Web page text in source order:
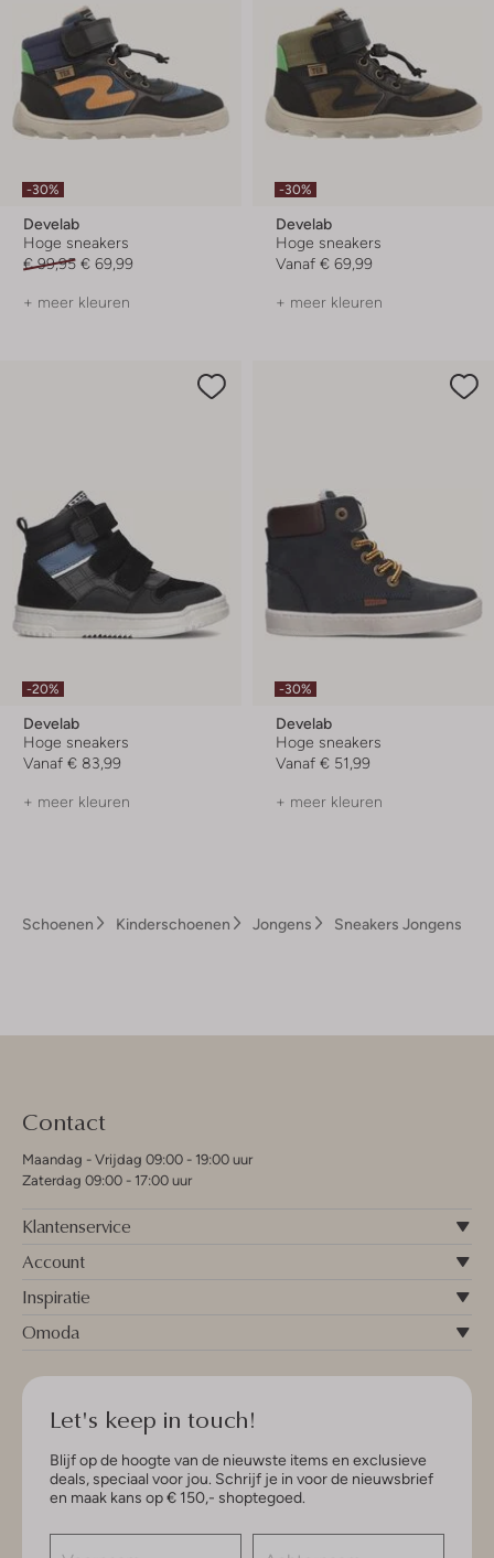
-30%
Develab
Hoge sneakers
€ 99,95 € 69,99
+ meer kleuren
-30%
Develab
Hoge sneakers
Vanaf € 69,99
+ meer kleuren
-20%
Develab
Hoge sneakers
Vanaf € 83,99
+ meer kleuren
-30%
Develab
Hoge sneakers
Vanaf € 51,99
+ meer kleuren
Schoenen Kinderschoenen Jongens Sneakers Jongens
Contact
Maandag - Vrijdag 09:00 - 19:00 uur
Zaterdag 09:00 - 17:00 uur
Klantenservice
Account
Inspiratie
Omoda
Let's keep in touch!
Blijf op de hoogte van de nieuwste items en exclusieve
deals, speciaal voor jou. Schrijf je in voor de nieuwsbrief
en maak kans op € 150,- shoptegoed.